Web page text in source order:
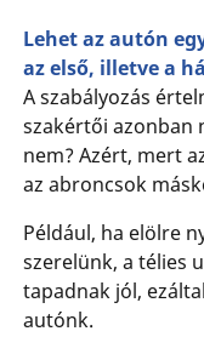
Lehet az autón
az első, illetve a
A szabályozás
szakértői azonban
nem? Azért, mert
az abroncsok
Például, ha elölre
szerelünk, a télies
tapadnak jól,
autónk.